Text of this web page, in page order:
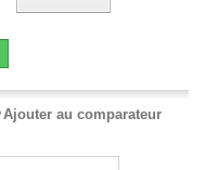
Ajouter au comparateur